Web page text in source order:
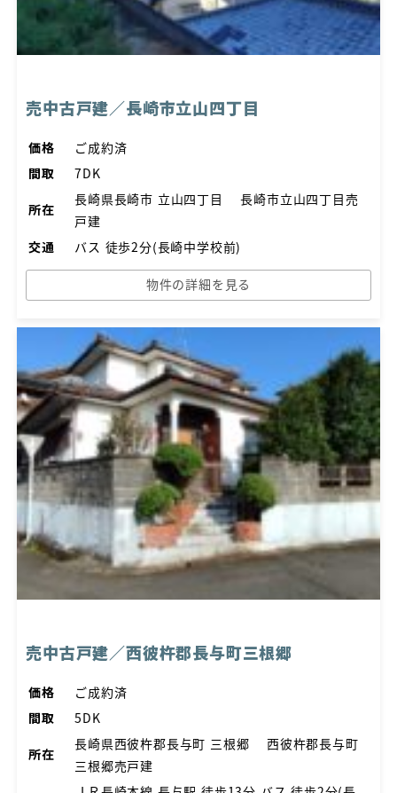
売中古戸建／長崎市立山四丁目
価格
ご成約済
間取
7DK
所在
長崎県長崎市 立山四丁目 長崎市立山四丁目売
戸建
交通
バス 徒歩2分(長崎中学校前)
物件の詳細を見る
売中古戸建／西彼杵郡長与町三根郷
価格
ご成約済
間取
5DK
所在
長崎県西彼杵郡長与町 三根郷 西彼杵郡長与町
三根郷売戸建